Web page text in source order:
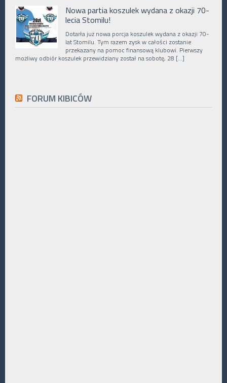
Nowa partia koszulek wydana z okazji 70-
lecia Stomilu!
Dotarła już nowa porcja koszulek wydana z okazji 70-
lat Stomilu. Tym razem zysk w całości zostanie
przekazany na pomoc finansową klubowi. Pierwszy
możliwy odbiór koszulek przewidziany został na sobotę, 28 […]
FORUM KIBICÓW